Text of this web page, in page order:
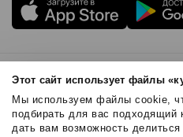
Этот сайт использует файлы
Мы используем файлы cookie,
подбирать для вас подходящий
дать вам возможность
Правила использования
Безопасность SendPulse
Политика конфиденциальности
Политика Cookies